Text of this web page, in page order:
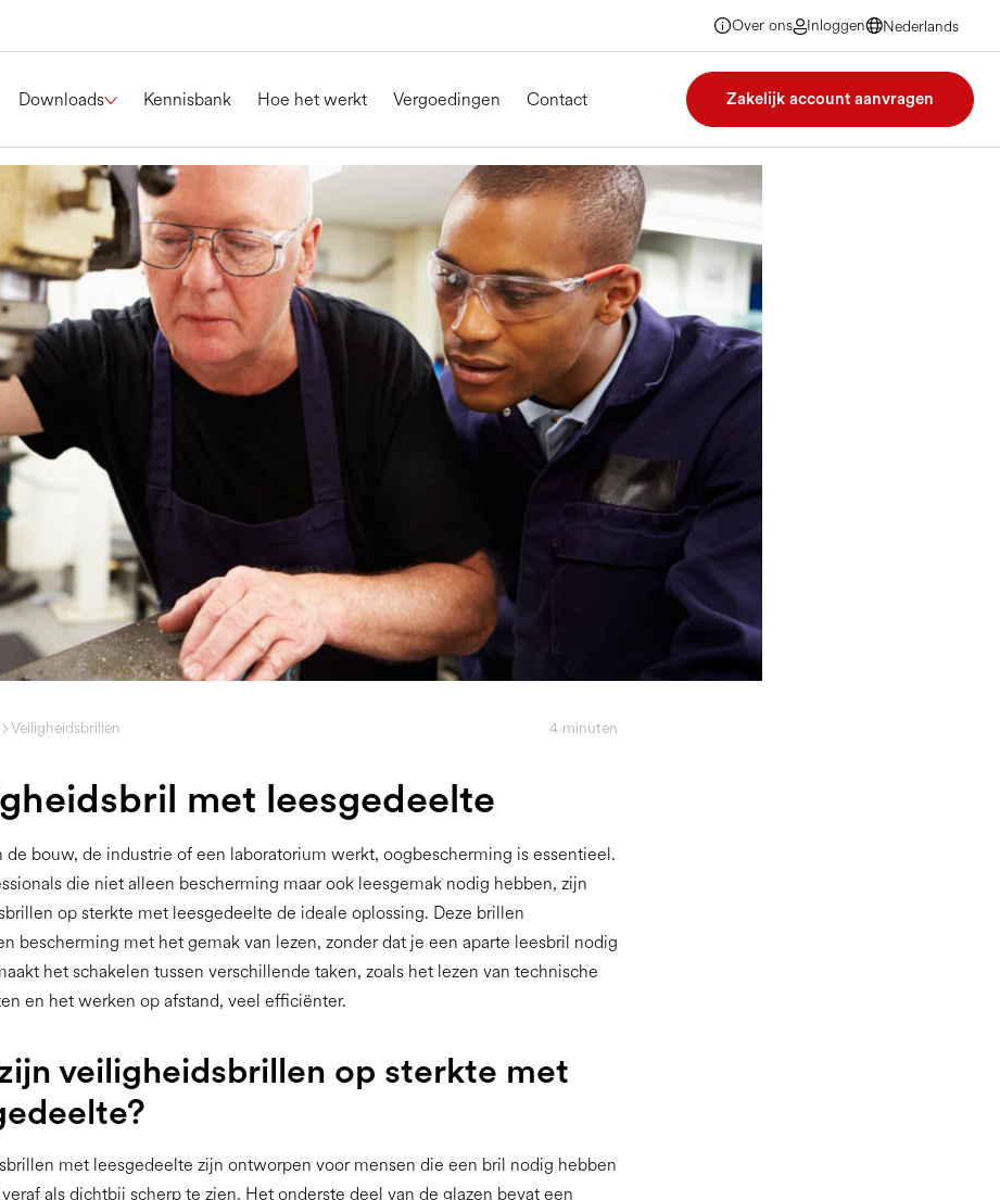
Over ons Inloggen
Nederlands
Nederlands
Nederlands
Downloads Kennisbank Hoe het werkt Vergoedingen Contact Zakelijk account aanvragen
Veiligheidsbrillen 4 minuten
met leesgedeelte
de bouw, de industrie of een laboratorium werkt, oogbescherming is essentieel.
die niet alleen bescherming maar ook leesgemak nodig hebben, zijn
op sterkte met leesgedeelte de ideale oplossing. Deze brillen
bescherming met het gemak van lezen, zonder dat je een aparte leesbril nodig
het schakelen tussen verschillende taken, zoals het lezen van technische
en het werken op afstand, veel efficiënter.
veiligheidsbrillen op sterkte met
met leesgedeelte zijn ontworpen voor mensen die een bril nodig hebben
als dichtbij scherp te zien. Het onderste deel van de glazen bevat een